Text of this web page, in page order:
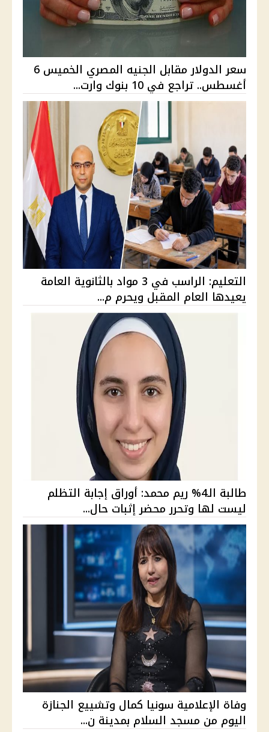
سعر الدولار مقابل الجنيه المصري الخميس 6
أغسطس.. تراجع في 10 بنوك وارت...
التعليم: الراسب في 3 مواد بالثانوية العامة
يعيدها العام المقبل ويحرم م...
طالبة الـ4% ريم محمد: أوراق إجابة التظلم
ليست لها وتحرر محضر إثبات حال...
وفاة الإعلامية سونيا كمال وتشييع الجنازة
اليوم من مسجد السلام بمدينة ن...